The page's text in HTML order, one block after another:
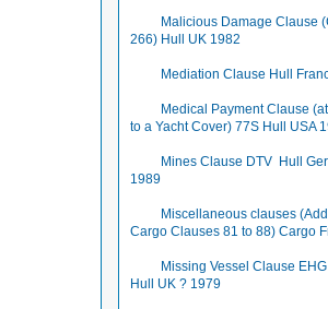
Malicious Damage Clause
266) Hull UK 1982
Mediation Clause Hull
Medical Payment Clause
to a Yacht Cover) 77S Hull USA
Mines Clause DTV Hull
1989
Miscellaneous clauses
Cargo Clauses 81 to 88) Cargo
Missing Vessel Clause
Hull UK ? 1979